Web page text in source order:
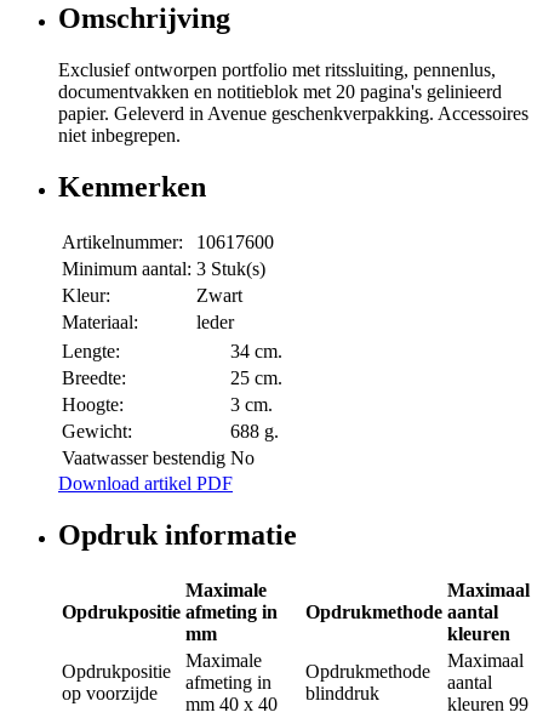
Omschrijving
Exclusief ontworpen portfolio met ritssluiting, pennenlus,
documentvakken en notitieblok met 20 pagina's gelinieerd
papier. Geleverd in Avenue geschenkverpakking. Accessoires
niet inbegrepen.
Kenmerken
Artikelnummer:
10617600
Minimum aantal: 3 Stuk(s)
Kleur:
Zwart
Materiaal:
leder
Lengte:
34 cm.
Breedte:
25 cm.
Hoogte:
3 cm.
Gewicht:
688 g.
Vaatwasser bestendig No
Download artikel PDF
Opdruk informatie
Opdrukpositie
Maximale
afmeting in
mm
Opdrukmethode
Maximaal
aantal
kleuren
Opdrukpositie
op voorzijde
Maximale
afmeting in
mm 40 x 40
Opdrukmethode
blinddruk
Maximaal
aantal
kleuren 99